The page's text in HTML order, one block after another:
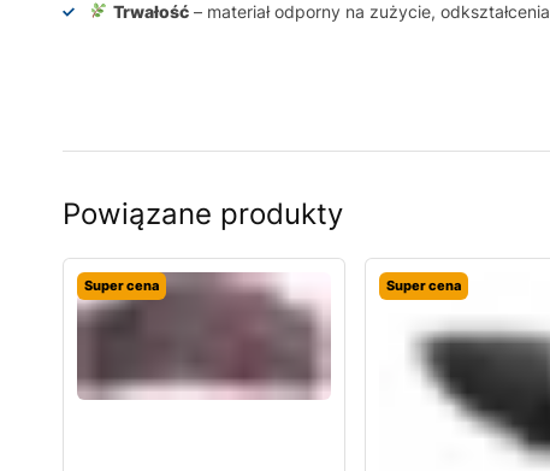
Trwałość– materiał odporny na zużycie,
Powiązane produkty
Super cena Super cena